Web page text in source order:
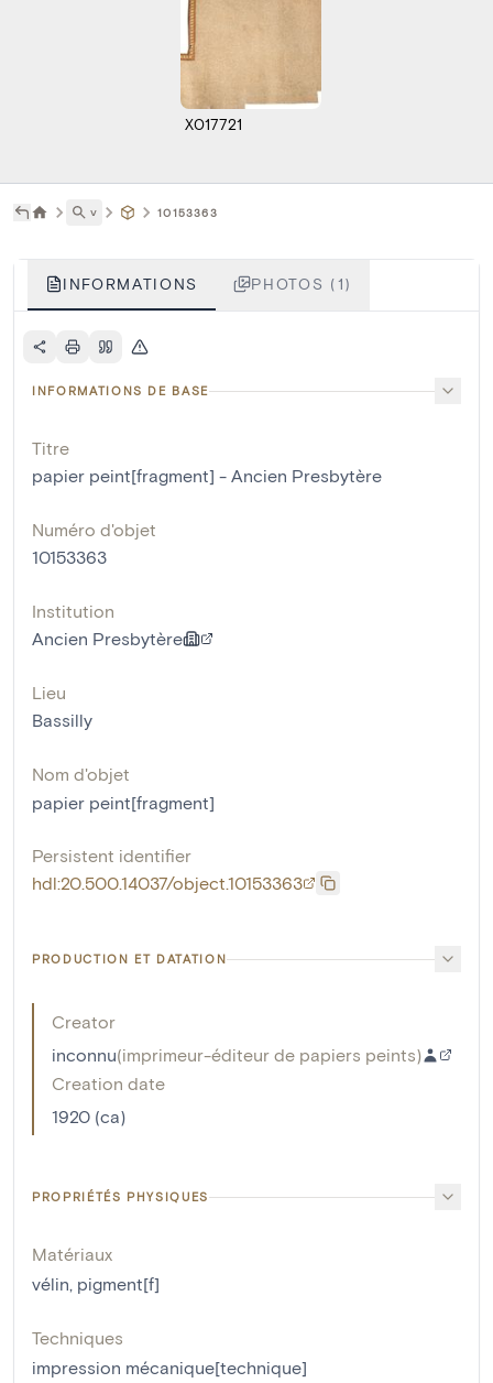
X017721
˅ 10153363
INFORMATIONS PHOTOS (1)
INFORMATIONS DE BASE
Titre
papier peint[fragment] - Ancien Presbytère
Numéro d'objet
10153363
Institution
Ancien Presbytère
Lieu
Bassilly
Nom d'objet
papier peint[fragment]
Persistent identifier
hdl:20.500.14037/object.10153363
PRODUCTION ET DATATION
Creator
inconnu(imprimeur-éditeur de papiers peints)
Creation date
1920 (ca)
PROPRIÉTÉS PHYSIQUES
Matériaux
vélin, pigment[f]
Techniques
impression mécanique[technique]